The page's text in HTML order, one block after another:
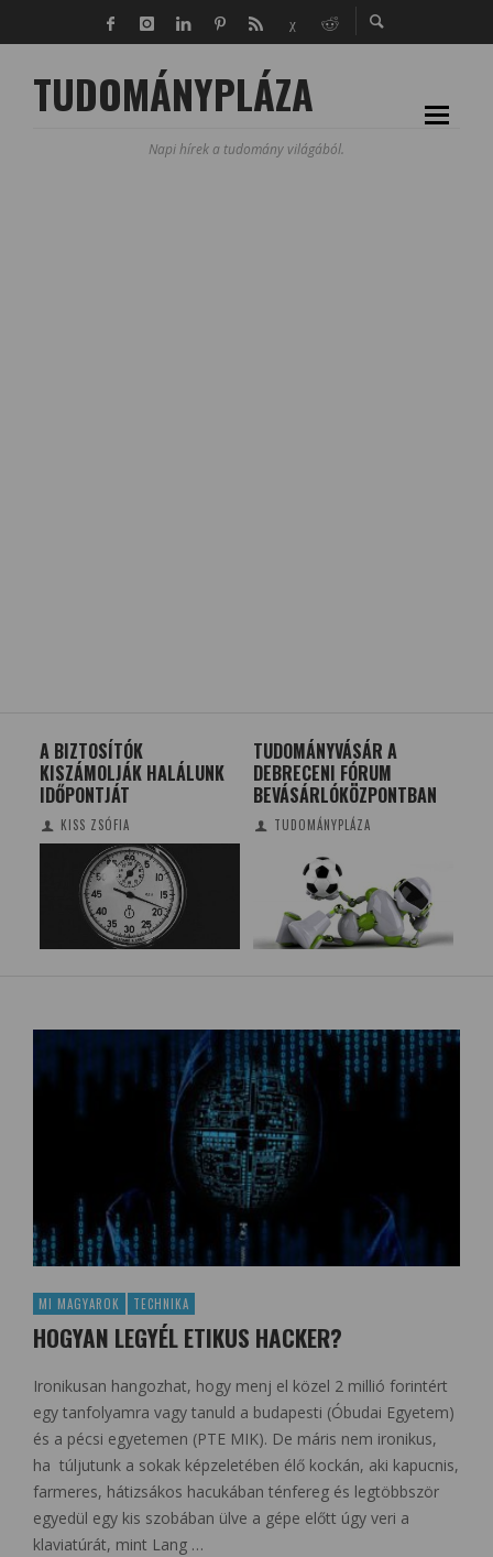
TUDOMÁNYPLÁZA
Napi hírek a tudomány világából.
A BIZTOSÍTÓK
KISZÁMOLJÁK HALÁLUNK
IDŐPONTJÁT
KISS ZSÓFIA
TUDOMÁNYVÁSÁR A
DEBRECENI FÓRUM
BEVÁSÁRLÓKÖZPONTBAN
TUDOMÁNYPLÁZA
MI MAGYAROK TECHNIKA
HOGYAN LEGYÉL ETIKUS HACKER?
Ironikusan hangozhat, hogy menj el közel 2 millió forintért
egy tanfolyamra vagy tanuld a budapesti (Óbudai Egyetem)
és a pécsi egyetemen (PTE MIK). De máris nem ironikus,
ha túljutunk a sokak képzeletében élő kockán, aki kapucnis,
farmeres, hátizsákos hacukában ténfereg és legtöbbször
egyedül egy kis szobában ülve a gépe előtt úgy veri a
klaviatúrát, mint Lang …